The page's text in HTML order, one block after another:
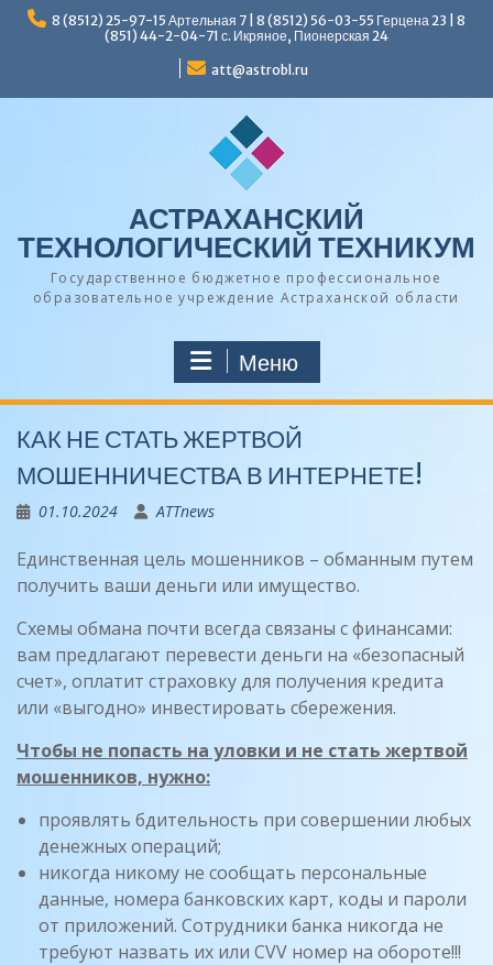
Перейти8 (8512) 25-97-15 Артельная 7 | 8 (8512) 56-03-55 Герцена 23 | 8
(851) 44-2-04-71 с. Икряное, Пионерская 24
att@astrobl.ru
АСТРАХАНСКИЙ
ТЕХНОЛОГИЧЕСКИЙ ТЕХНИКУМ
Государственное бюджетное профессиональное
образовательное учреждение Астраханской области
Меню
КАК НЕ СТАТЬ ЖЕРТВОЙ
МОШЕННИЧЕСТВА В ИНТЕРНЕТЕ!
01.10.2024 ATTnews
Единственная цель мошенников – обманным путем
получить ваши деньги или имущество.
Схемы обмана почти всегда связаны с финансами:
вам предлагают перевести деньги на «безопасный
счет», оплатит страховку для получения кредита
или «выгодно» инвестировать сбережения.
Чтобы не попасть на уловки и не стать жертвой
мошенников, нужно:
проявлять бдительность при совершении любых
денежных операций;
никогда никому не сообщать персональные
данные, номера банковских карт, коды и пароли
от приложений. Сотрудники банка никогда не
требуют назвать их или CVV номер на обороте!!!